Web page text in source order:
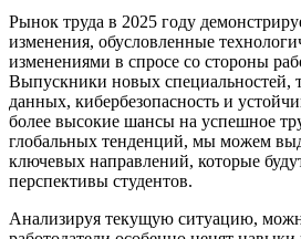
Рынок труда в 2025 году
изменения, обусловленные
изменениями в спросе со стороны
Выпускники новых специальностей,
данных, кибербезопасность и
более высокие шансы на успешное
глобальных тенденций, мы можем
ключевых направлений, которые
перспективы студентов.
Анализируя текущую ситуацию,